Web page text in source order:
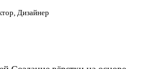
Дизайнер